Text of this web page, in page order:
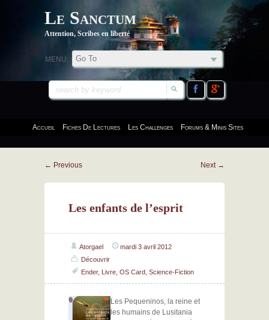
Le Sanctum
Attention, Scribes en liberté
MENU:
Accueil Fiches De Lectures Les Challenges Forums & Minis Sites
← Previous Next →
Les enfants de l’esprit
Atorgael
mardi 3 avril 2012
Découvrir
Ender, Livre OS Card Science-Fiction
Les Pequeninos, la reine et
les humains de Lusitania